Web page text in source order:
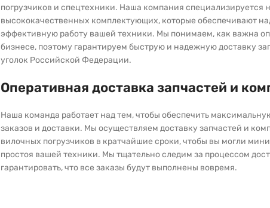
погрузчиков и спецтехники. Наша компания специализируется
высококачественных комплектующих, которые обеспечивают
эффективную работу вашей техники. Мы понимаем, как важна
бизнесе, поэтому гарантируем быструю и надежную доставку
уголок Российской Федерации.
Оперативная доставка запчастей и
Наша команда работает над тем, чтобы обеспечить
заказов и доставки. Мы осуществляем доставку запчастей и
вилочных погрузчиков в кратчайшие сроки, чтобы вы могли
простоя вашей техники. Мы тщательно следим за процессом
гарантировать, что все заказы будут выполнены вовремя.